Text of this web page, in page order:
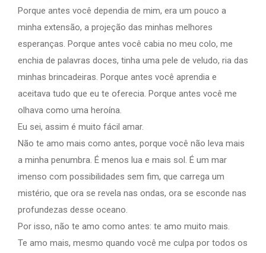
Porque antes você dependia de mim, era um pouco a
minha extensão, a projeção das minhas melhores
esperanças. Porque antes você cabia no meu colo, me
enchia de palavras doces, tinha uma pele de veludo, ria das
minhas brincadeiras. Porque antes você aprendia e
aceitava tudo que eu te oferecia. Porque antes você me
olhava como uma heroína.
Eu sei, assim é muito fácil amar.
Não te amo mais como antes, porque você não leva mais
a minha penumbra. É menos lua e mais sol. É um mar
imenso com possibilidades sem fim, que carrega um
mistério, que ora se revela nas ondas, ora se esconde nas
profundezas desse oceano.
Por isso, não te amo como antes: te amo muito mais.
Te amo mais, mesmo quando você me culpa por todos os